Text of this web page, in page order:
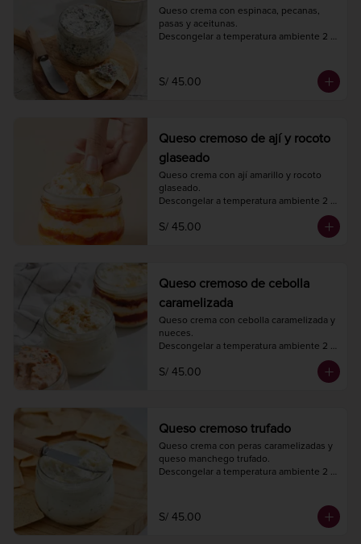
Queso crema con espinaca, pecanas,
pasas y aceitunas.
Descongelar a temperatura ambiente 2
S/ 45.00
Queso cremoso de ají y rocoto
glaseado
Queso crema con ají amarillo y rocoto
glaseado.
Descongelar a temperatura ambiente 2
Peso neto 240 gr.
S/ 45.00
Queso cremoso de cebolla
caramelizada
Queso crema con cebolla caramelizada y
nueces.
Descongelar a temperatura ambiente 2
Peso neto 240 gr.
S/ 45.00
Queso cremoso trufado
Queso crema con peras caramelizadas y
queso manchego trufado.
Descongelar a temperatura ambiente 2
S/ 45.00